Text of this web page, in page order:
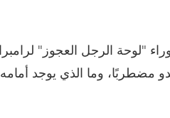
"لوحة الرجل العجوز"
مضطربًا، وما الذي يوجد